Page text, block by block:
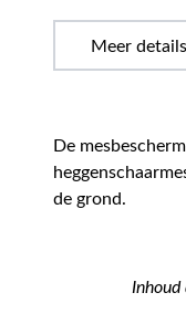
De
de grond.
Inhoud